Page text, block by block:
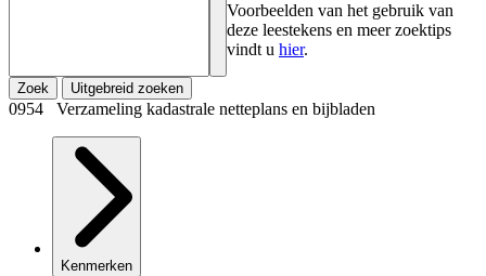
Voorbeelden van het gebruik van
deze leestekens en meer zoektips
vindt u hier.
Zoek Uitgebreid zoeken
0954 Verzameling kadastrale netteplans en bijbladen
Kenmerken